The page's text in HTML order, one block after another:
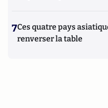
7Ces quatre pays
renverser la table